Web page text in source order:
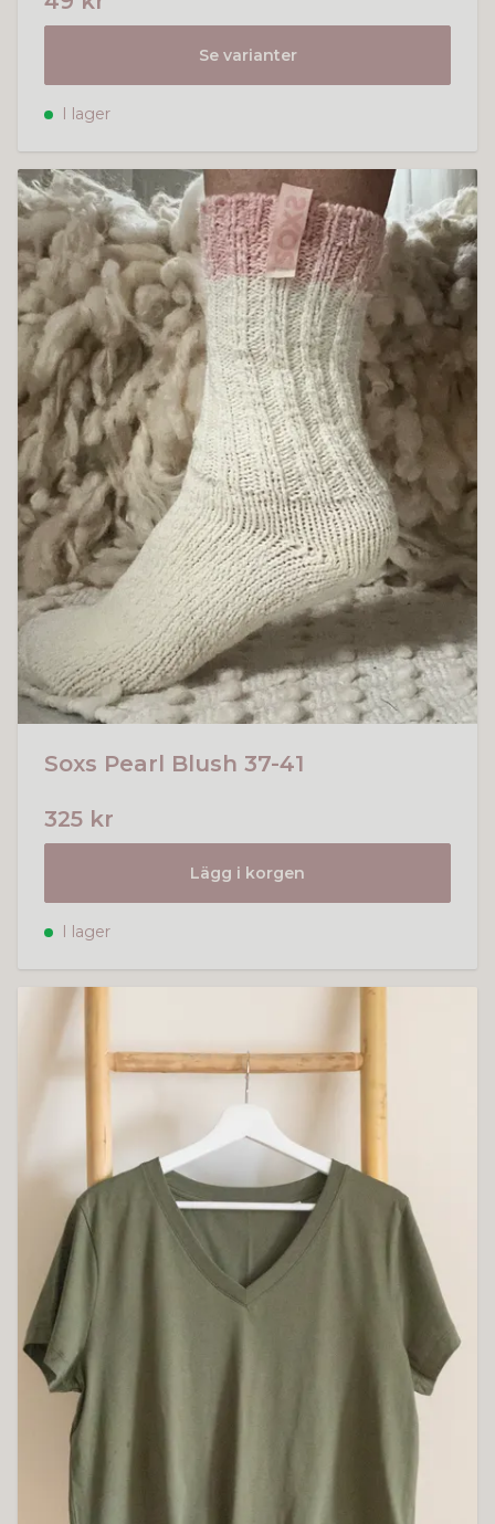
Se varianter
I lager
Soxs Pearl Blush 37-41
325 kr
Lägg i korgen
I lager